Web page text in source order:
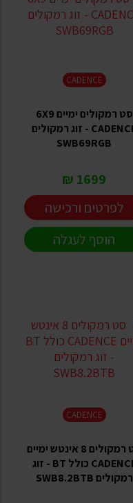
CADENCE
סט רמקולים ימיים 6X9
CADENCE - זוג רמקולים
SWB69RGB
1699 ₪
לפרטים ורכישה
הוסף לעגלה
CADENCE
סט רמקולים 8 אינטש ימיים
CADENCE כולל BT - זוג
רמקולים SWB8.2BTB